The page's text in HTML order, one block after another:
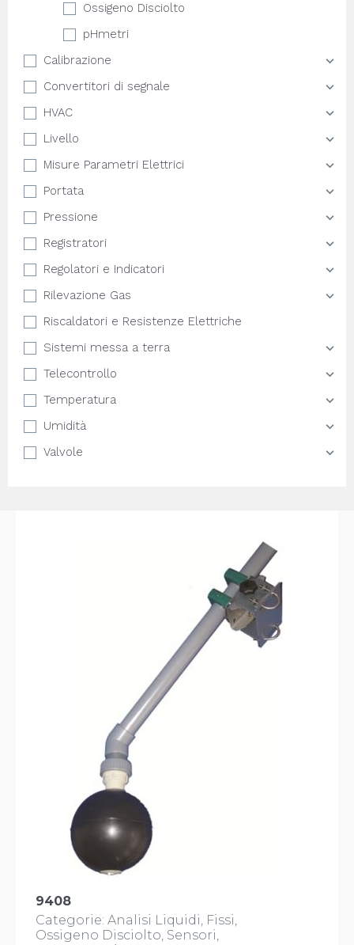
Ossigeno Disciolto
pHmetri
Calibrazione
Convertitori di segnale
HVAC
Livello
Misure Parametri Elettrici
Portata
Pressione
Registratori
Regolatori e Indicatori
Rilevazione Gas
Riscaldatori e Resistenze Elettriche
Sistemi messa a terra
Telecontrollo
Temperatura
Umidità
Valvole
9408
Categorie: Analisi Liquidi Fissi
Ossigeno Disciolto Sensori